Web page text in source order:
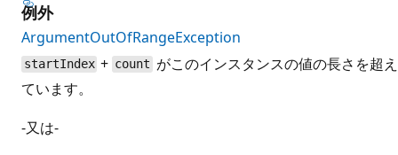
例外
ArgumentOutOfRangeException
startIndex + count がこのインスタンスの値の長さを超え
ています。
-又は-